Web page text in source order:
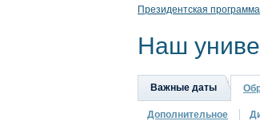
Президентская программа
Наш
Важные даты
Дополнительное